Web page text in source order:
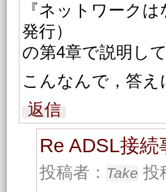
『ネットワーク
発行）
の第4章で説明し
こんなんで，答
返信
Re ADSL接
投稿者： Take 投